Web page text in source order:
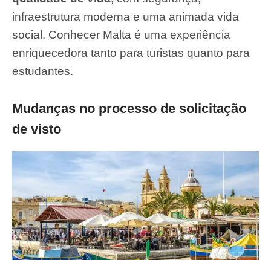
infraestrutura moderna e uma animada vida
social. Conhecer Malta é uma experiência
enriquecedora tanto para turistas quanto para
estudantes.
Mudanças no processo de solicitação
de visto